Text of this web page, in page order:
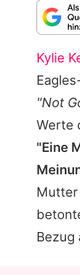
Kylie
"Not
Werte
"Eine
Bezug